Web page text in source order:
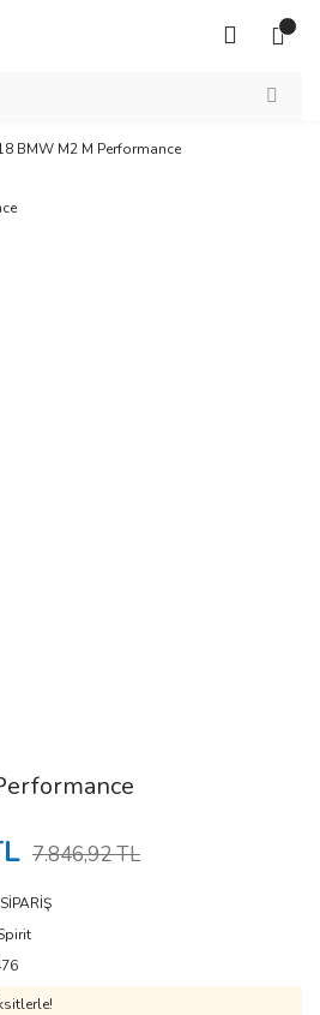
BMW M2 M Performance
7.846,92 TL